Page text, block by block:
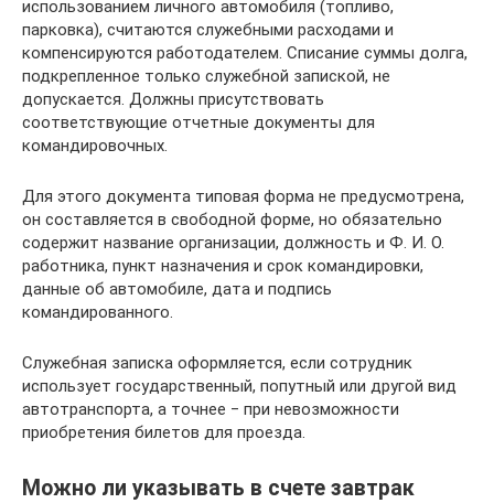
использованием личного автомобиля (топливо,
парковка), считаются служебными расходами и
компенсируются работодателем. Списание суммы долга,
подкрепленное только служебной запиской, не
допускается. Должны присутствовать
соответствующие отчетные документы для
командировочных.
Для этого документа типовая форма не предусмотрена,
он составляется в свободной форме, но обязательно
содержит название организации, должность и Ф. И. О.
работника, пункт назначения и срок командировки,
данные об автомобиле, дата и подпись
командированного.
Служебная записка оформляется, если сотрудник
использует государственный, попутный или другой вид
автотранспорта, а точнее ‒ при невозможности
приобретения билетов для проезда.
Можно ли указывать в счете завтрак